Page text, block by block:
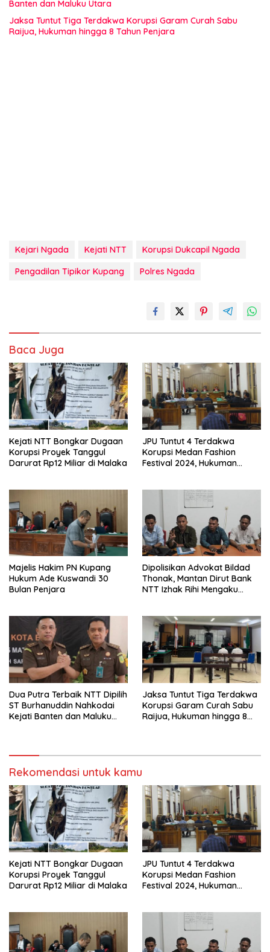
Banten dan Maluku Utara
Jaksa Tuntut Tiga Terdakwa Korupsi Garam Curah Sabu
Raijua, Hukuman hingga 8 Tahun Penjara
Kejari Ngada Kejati NTT
Korupsi Dukcapil Ngada
Pengadilan Tipikor Kupang
Polres Ngada
Baca Juga
Kejati NTT Bongkar Dugaan
Korupsi Proyek Tanggul
Darurat Rp12 Miliar di Malaka
JPU Tuntut 4 Terdakwa
Korupsi Medan Fashion
Festival 2024, Hukuman
Majelis Hakim PN Kupang
Hukum Ade Kuswandi 30
Bulan Penjara
Dipolisikan Advokat Bildad
Thonak, Mantan Dirut Bank
NTT Izhak Rihi Mengaku
Dua Putra Terbaik NTT Dipilih
ST Burhanuddin Nahkodai
Kejati Banten dan Maluku
Jaksa Tuntut Tiga Terdakwa
Korupsi Garam Curah Sabu
Raijua, Hukuman hingga 8
Rekomendasi untuk kamu
Kejati NTT Bongkar Dugaan
Korupsi Proyek Tanggul
Darurat Rp12 Miliar di Malaka
JPU Tuntut 4 Terdakwa
Korupsi Medan Fashion
Festival 2024, Hukuman